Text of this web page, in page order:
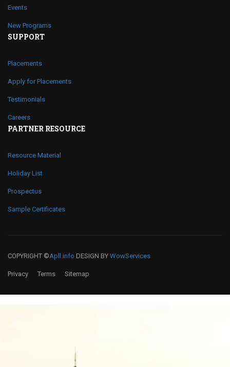
Events
New Programs
SUPPORT
Placements
Apply for Placements
Testimonials
Careers
PARTNER RESOURCE
Resource Material
Holiday List
Prospectus
Sample Certificates
COPYRIGHT ©Apll.info DESIGN BY WowServices
Privacy Terms Sitemap